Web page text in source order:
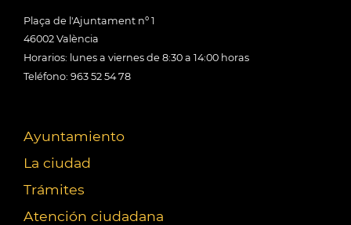
Plaça de l'Ajuntament nº 1
46002 València
Horarios: lunes a viernes de 8:30 a 14:00 horas
Teléfono: 963 52 54 78
Ayuntamiento
La ciudad
Trámites
Atención ciudadana